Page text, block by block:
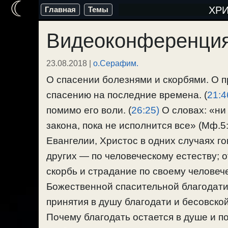
Перейти
содержимому
Главная Темы
23.08.2018 | о.Серафим.
О спасении болезнями и скорбями. О
спасению на последние времена. (
помимо его воли. (26:25) О словах: «ни
закона, пока не исполнится все»
Евангелии, Христос в одних случаях
других — по человеческому естеству;
скорбь и страдание по своему
Божественной спасительной
принятия в душу благодати и
Почему благодать остается в душе и
☾